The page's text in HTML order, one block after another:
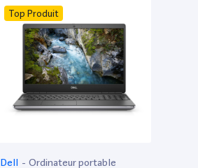
Top Produit
Dell - Ordinateur portable